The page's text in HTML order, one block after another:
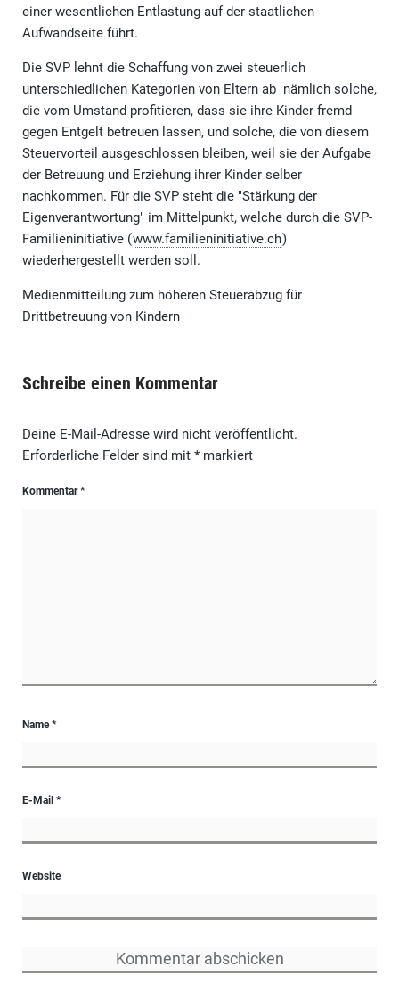
einer wesentlichen Entlastung auf der staatlichen
Aufwandseite führt.
Die SVP lehnt die Schaffung von zwei steuerlich
unterschiedlichen Kategorien von Eltern ab  nämlich solche,
die vom Umstand profitieren, dass sie ihre Kinder fremd
gegen Entgelt betreuen lassen, und solche, die von diesem
Steuervorteil ausgeschlossen bleiben, weil sie der Aufgabe
der Betreuung und Erziehung ihrer Kinder selber
nachkommen. Für die SVP steht die "Stärkung der
Eigenverantwortung" im Mittelpunkt, welche durch die SVP-
Familieninitiative (www.familieninitiative.ch)
wiederhergestellt werden soll.
Medienmitteilung zum höheren Steuerabzug für
Drittbetreuung von Kindern
Schreibe einen Kommentar
Deine E-Mail-Adresse wird nicht veröffentlicht.
Erforderliche Felder sind mit *markiert
Kommentar*
Name*
E-Mail *
Website